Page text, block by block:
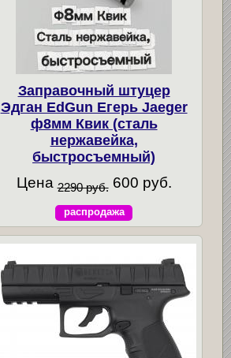
Заправочный штуцер
Эдган EdGun Егерь Jaeger
ф8мм Квик (сталь
нержавейка,
быстросъемный)
Цена 2290 руб. 600 руб.
распродажа